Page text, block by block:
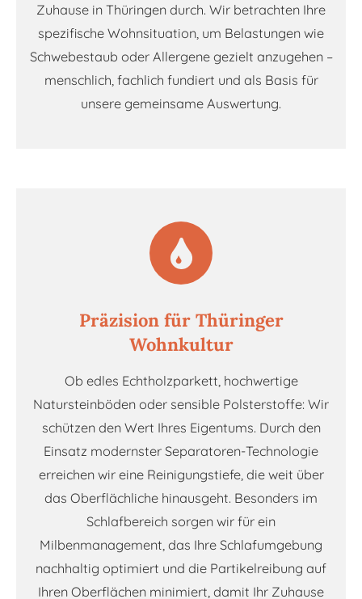
Zuhause in Thüringen durch. Wir betrachten Ihre
spezifische Wohnsituation, um Belastungen wie
Schwebestaub oder Allergene gezielt anzugehen –
menschlich, fachlich fundiert und als Basis für
unsere gemeinsame Auswertung.
Präzision für Thüringer
Wohnkultur
Ob edles Echtholzparkett, hochwertige
Natursteinböden oder sensible Polsterstoffe: Wir
schützen den Wert Ihres Eigentums. Durch den
Einsatz modernster Separatoren-Technologie
erreichen wir eine Reinigungstiefe, die weit über
das Oberflächliche hinausgeht. Besonders im
Schlafbereich sorgen wir für ein
Milbenmanagement, das Ihre Schlafumgebung
nachhaltig optimiert und die Partikelreibung auf
Ihren Oberflächen minimiert, damit Ihr Zuhause